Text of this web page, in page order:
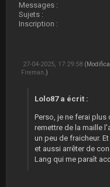
Messages :
Sujets :
Inscription :
27-04-2025, 17:29:58
Fireman .)
Lolo87 a écrit :
Perso, je ne ferai plus
remettre de la maille
un peu de fraicheur.
et aussi arrêter de
Lang qui me paraît